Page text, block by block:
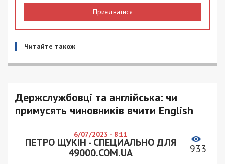
Приєднатися
Читайте також
Держслужбовці та англійська: чи
примусять чиновників вчити English
6/07/2023 - 8:11
ПЕТРО ЩУКІН - СПЕЦИАЛЬНО ДЛЯ
49000.COM.UA
933